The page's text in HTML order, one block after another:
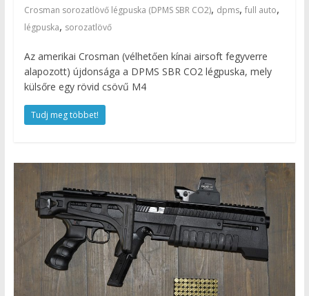
Crosman sorozatlövő légpuska (DPMS SBR CO2), dpms, full auto,
légpuska, sorozatlövő
Az amerikai Crosman (vélhetően kínai airsoft fegyverre
alapozott) újdonsága a DPMS SBR CO2 légpuska, mely
külsőre egy rövid csövű M4
Tudj meg többet!